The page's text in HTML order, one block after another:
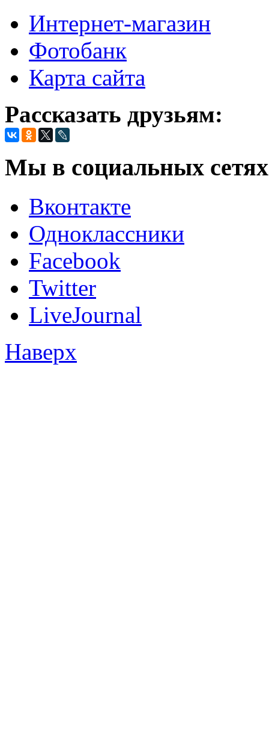
Интернет-магазин
Фотобанк
Карта сайта
Рассказать друзьям:
Мы в социальных
Вконтакте
Одноклассники
Facebook
Twitter
LiveJournal
Наверх